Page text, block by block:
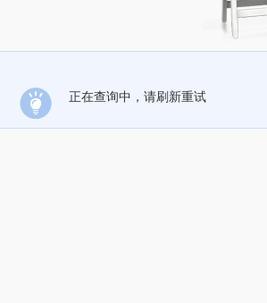
正在查询中，请刷新重试